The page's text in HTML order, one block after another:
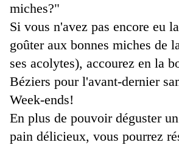
miches?"
Si vous n'avez pas encore eu
goûter aux bonnes miches de
ses acolytes), accourez en la
Béziers pour l'avant-dernier
Week-ends!
En plus de pouvoir déguster
pain délicieux, vous pourrez